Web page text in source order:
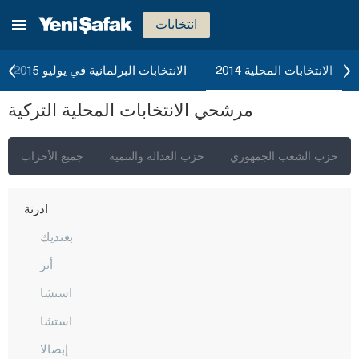
انتخابات
الانتخابات البرلمانية في يوليو 2015 الانتخابات المحلية 2014
مرشحي الانتخابات المحلية التركية
جميع الأحزاب حزب العدالة والتنمية حزب الشعب الجمهوري
جناق قلعة
شانكيري
جوروم
دينيزلي
دوزجا
أدرنة
بغنديك
أنز
استشا
استشا
إبصالا